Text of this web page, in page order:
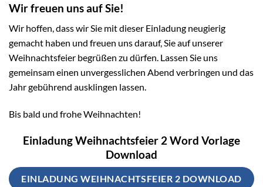
Wir freuen uns auf Sie!
Wir hoffen, dass wir Sie mit dieser Einladung neugierig
gemacht haben und freuen uns darauf, Sie auf unserer
Weihnachtsfeier begrüßen zu dürfen. Lassen Sie uns
gemeinsam einen unvergesslichen Abend verbringen und das
Jahr gebührend ausklingen lassen.
Bis bald und frohe Weihnachten!
Einladung Weihnachtsfeier 2 Word Vorlage
Download
EINLADUNG WEIHNACHTSFEIER 2 DOWNLOAD